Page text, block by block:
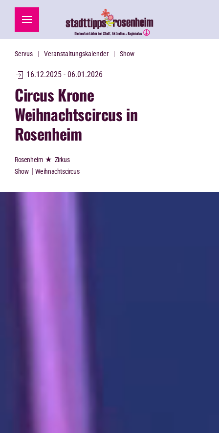
Zum Hauptinhalt springen
Servus Veranstaltungskalender Show
16.12.2025 - 06.01.2026
Circus Krone
Weihnachtscircus in
Rosenheim
Rosenheim ★ Zirkus
Show | Weihnachtscircus